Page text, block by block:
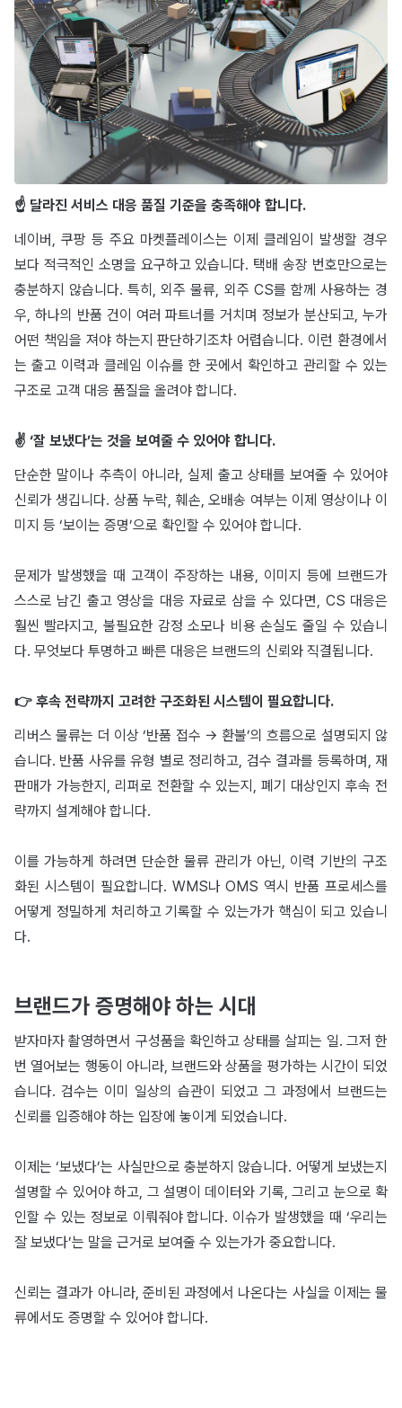
☝️ 달라진 서비스 대응 품질 기준을 충족해야 합니다.
네이버, 쿠팡 등 주요 마켓플레이스는 이제 클레임이 발생할 경우
보다 적극적인 소명을 요구하고 있습니다. 택배 송장 번호만으로는
충분하지 않습니다. 특히, 외주 물류, 외주 CS를 함께 사용하는 경
우, 하나의 반품 건이 여러 파트너를 거치며 정보가 분산되고, 누가
어떤 책임을 져야 하는지 판단하기조차 어렵습니다. 이런 환경에서
는 출고 이력과 클레임 이슈를 한 곳에서 확인하고 관리할 수 있는
구조로 고객 대응 품질을 올려야 합니다.
✌️ ‘잘 보냈다’는 것을 보여줄 수 있어야 합니다.
단순한 말이나 추측이 아니라, 실제 출고 상태를 보여줄 수 있어야
신뢰가 생깁니다. 상품 누락, 훼손, 오배송 여부는 이제 영상이나 이
미지 등 ‘보이는 증명’으로 확인할 수 있어야 합니다.
문제가 발생했을 때 고객이 주장하는 내용, 이미지 등에 브랜드가
스스로 남긴 출고 영상을 대응 자료로 삼을 수 있다면, CS 대응은
훨씬 빨라지고, 불필요한 감정 소모나 비용 손실도 줄일 수 있습니
다. 무엇보다 투명하고 빠른 대응은 브랜드의 신뢰와 직결됩니다.
👉 후속 전략까지 고려한 구조화된 시스템이 필요합니다.
리버스 물류는 더 이상 ‘반품 접수 → 환불’의 흐름으로 설명되지 않
습니다. 반품 사유를 유형 별로 정리하고, 검수 결과를 등록하며, 재
판매가 가능한지, 리퍼로 전환할 수 있는지, 폐기 대상인지 후속 전
략까지 설계해야 합니다.
이를 가능하게 하려면 단순한 물류 관리가 아닌, 이력 기반의 구조
화된 시스템이 필요합니다. WMS나 OMS 역시 반품 프로세스를
어떻게 정밀하게 처리하고 기록할 수 있는가가 핵심이 되고 있습니
다.
브랜드가 증명해야 하는 시대
받자마자 촬영하면서 구성품을 확인하고 상태를 살피는 일. 그저 한
번 열어보는 행동이 아니라, 브랜드와 상품을 평가하는 시간이 되었
습니다. 검수는 이미 일상의 습관이 되었고 그 과정에서 브랜드는
신뢰를 입증해야 하는 입장에 놓이게 되었습니다.
이제는 ‘보냈다’는 사실만으로 충분하지 않습니다. 어떻게 보냈는지
설명할 수 있어야 하고, 그 설명이 데이터와 기록, 그리고 눈으로 확
인할 수 있는 정보로 이뤄줘야 합니다. 이슈가 발생했을 때 ‘우리는
잘 보냈다’는 말을 근거로 보여줄 수 있는가가 중요합니다.
신뢰는 결과가 아니라, 준비된 과정에서 나온다는 사실을 이제는 물
류에서도 증명할 수 있어야 합니다.